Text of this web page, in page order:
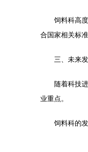
饲料科高
合国家相关标准
三、未来
随着科技
业重点。
饲料科的